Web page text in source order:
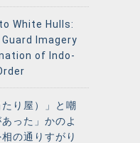
White Hulls:
Imagery
of Indo-
り屋）」と嘲
った」かのよ
の通りすがり